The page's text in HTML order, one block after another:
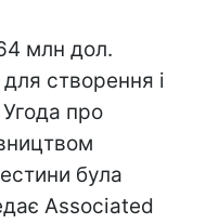
млн дол.
створення і
Угода про
була
Associated